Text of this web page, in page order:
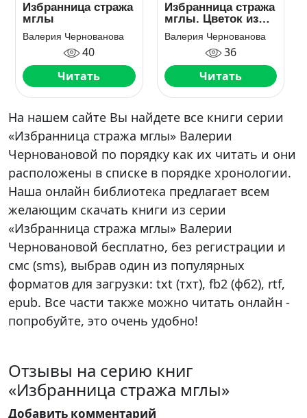
Избранница стража
мглы
Валерия Чернованова
40
Читать
Избранница стража
мглы. Цветок из
пламени
Валерия Чернованова
36
Читать
На нашем сайте Вы найдете все книги серии
«Избранница стража мглы» Валерии
Черновановой по порядку как их читать и они
расположены в списке в порядке хронологии.
Наша онлайн библиотека предлагает всем
желающим скачать книги из серии
«Избранница стража мглы» Валерии
Черновановой бесплатно, без регистрации и
смс (sms), выбрав один из популярных
форматов для загрузки: txt (тхт), fb2 (фб2), rtf,
epub. Все части также можно читать онлайн -
попробуйте, это очень удобно!
Отзывы на серию книг
«Избранница стража мглы»
Добавить комментарий